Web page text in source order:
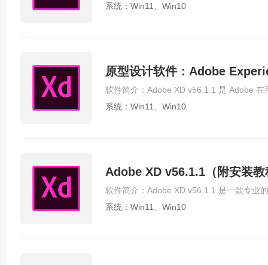
系统：Win11、Win10
原型设计软件：Adobe
系统：Win11、Win10
Adobe XD v56.1.1（附安装
系统：Win11、Win10